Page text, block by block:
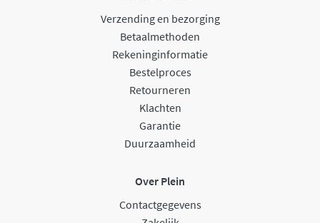
Verzending en bezorging
Betaalmethoden
Rekeninginformatie
Bestelproces
Retourneren
Klachten
Garantie
Duurzaamheid
Over Plein
Contactgegevens